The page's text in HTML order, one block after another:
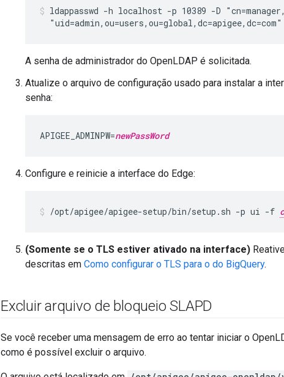
ldappasswd -h localhost -p 10389 -D
  "uid=admin,ou=users,ou=global,dc=apigee,dc=com"
A senha de administrador do OpenLDAP é solicitada.
Atualize o arquivo de configuração usado para instalar a
senha:
APIGEE_ADMINPW=newPassWord
Configure e reinicie a interface do Edge:
/opt/apigee/apigee-setup/bin/setup.sh -p ui -f
(Somente se o TLS estiver ativado na interface)
descritas em Como configurar o TLS para o do BigQuery.
Excluir arquivo de bloqueio SLAPD
Se você receber uma mensagem de erro ao tentar iniciar o
como é possível excluir o arquivo.